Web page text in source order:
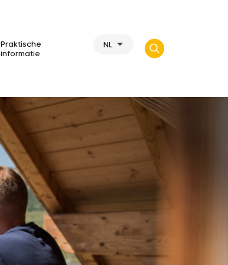
Praktische
informatie
NL